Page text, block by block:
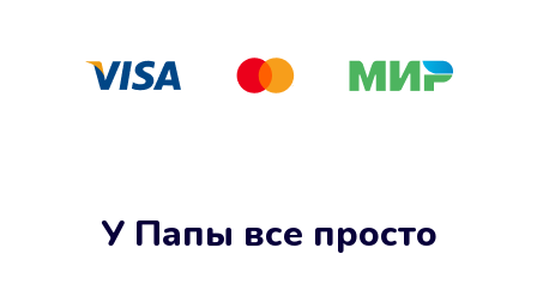
У Папы все просто